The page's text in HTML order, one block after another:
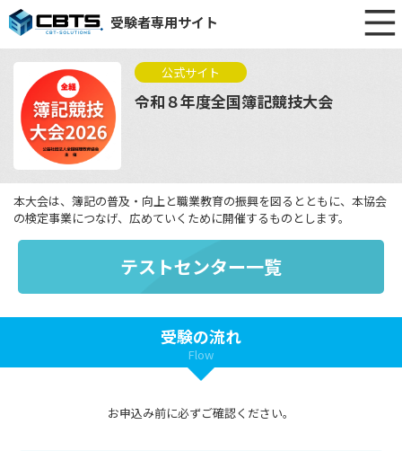
受験者専用サイト
公式サイト
令和８年度全国簿記競技大会
本大会は、簿記の普及・向上と職業教育の振興を図るとともに、本協会
の検定事業につなげ、広めていくために開催するものとします。
テストセンター一覧
受験の流れ
Flow
お申込み前に必ずご確認ください。